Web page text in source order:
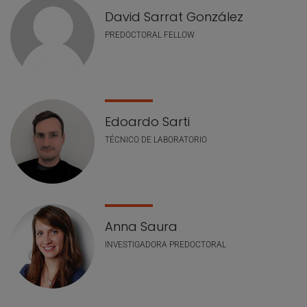
David Sarrat González
PREDOCTORAL FELLOW
Edoardo Sarti
TÉCNICO DE LABORATORIO
Anna Saura
INVESTIGADORA PREDOCTORAL